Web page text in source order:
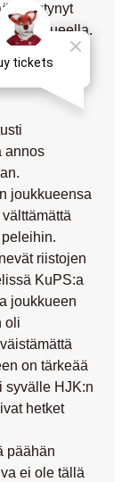
pystynyt
keskialueella.
ja
tuo
annos
joukkueensa
riistojen
KuPS:a
joukkueen
oli
on tärkeää
syvälle HJK:n
hetket
päähän
ei ole tällä